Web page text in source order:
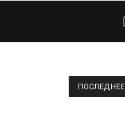
ПОСЛЕДНЕЕ